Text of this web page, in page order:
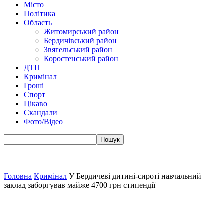
Місто
Політика
Область
Житомирський район
Бердичівський район
Звягельський район
Коростенський район
ДТП
Кримінал
Гроші
Спорт
Цікаво
Скандали
Фото/Відео
Головна Кримінал У Бердичеві дитині-сироті навчальний
заклад заборгував майже 4700 грн стипендії